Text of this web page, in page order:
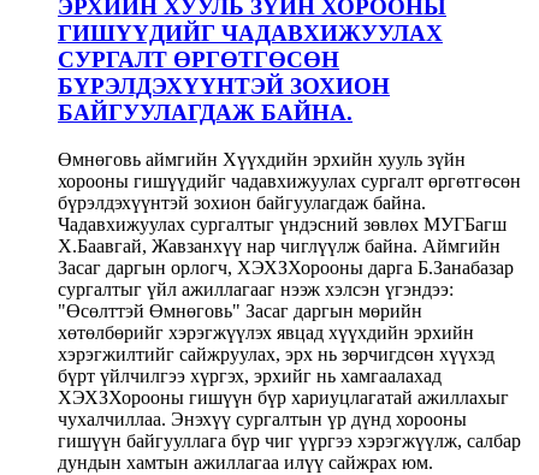
ЭРХИЙН ХУУЛЬ ЗҮЙН ХОРООНЫ
ГИШҮҮДИЙГ ЧАДАВХИЖУУЛАХ
СУРГАЛТ ӨРГӨТГӨСӨН
БҮРЭЛДЭХҮҮНТЭЙ ЗОХИОН
БАЙГУУЛАГДАЖ БАЙНА.
Өмнөговь аймгийн Хүүхдийн эрхийн хууль зүйн
хорооны гишүүдийг чадавхижуулах сургалт өргөтгөсөн
бүрэлдэхүүнтэй зохион байгуулагдаж байна.
Чадавхижуулах сургалтыг үндэсний зөвлөх МУГБагш
Х.Баавгай, Жавзанхүү нар чиглүүлж байна. Аймгийн
Засаг даргын орлогч, ХЭХЗХорооны дарга Б.Занабазар
сургалтыг үйл ажиллагааг нээж хэлсэн үгэндээ:
"Өсөлттэй Өмнөговь" Засаг даргын мөрийн
хөтөлбөрийг хэрэгжүүлэх явцад хүүхдийн эрхийн
хэрэгжилтийг сайжруулах, эрх нь зөрчигдсөн хүүхэд
бүрт үйлчилгээ хүргэх, эрхийг нь хамгаалахад
ХЭХЗХорооны гишүүн бүр хариуцлагатай ажиллахыг
чухалчиллаа. Энэхүү сургалтын үр дүнд хорооны
гишүүн байгууллага бүр чиг үүргээ хэрэгжүүлж, салбар
дундын хамтын ажиллагаа илүү сайжрах юм.